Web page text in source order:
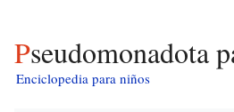
Pseudomonadota
Enciclopedia para niños